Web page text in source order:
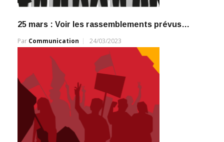
25 mars : Voir les rassemblements prévus…
Par Communication 24/03/2023